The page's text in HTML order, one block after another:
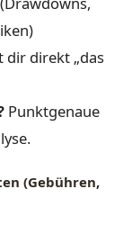
dir direkt „das
Punktgenaue
(Gebühren,